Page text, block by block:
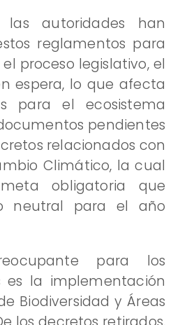
autoridades han
reglamentos para
proceso legislativo, el
espera, lo que afecta
para el ecosistema
pendientes
relacionados con
Climático, la cual
obligatoria que
neutral para el año
para los
es la implementación
Biodiversidad y Áreas